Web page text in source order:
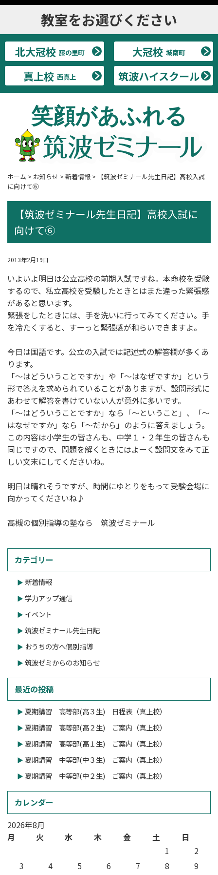
教室をお選びください
北大冠校 藤の里町 大冠校 城南町
真上校 西真上 筑波ハイスクール
笑顔があふれる
ホーム > お知らせ > 新着情報 >
【筑波ゼミナール先生日記】高校入試
に向けて⑥
【筑波ゼミナール先生日記】高校入試に
向けて⑥
2013年2月19日
いよいよ明日は公立高校の前期入試ですね。本命校を受験
するので、私立高校を受験したときとはまた違った緊張感
があると思います。
緊張をしたときには、手を洗いに行ってみてください。手
を冷たくすると、すーっと緊張感が和らいできますよ。
今日は国語です。公立の入試では記述式の解答欄が多くあ
ります。
「～はどういうことですか」や「～はなぜですか」という
形で答えを求められていることがありますが、設問形式に
あわせて解答を書けていない人が意外に多いです。
「～はどういうことですか」なら「～ということ」、「～
はなぜですか」なら「～だから」のように答えましょう。
この内容は小学生の皆さんも、中学１・２年生の皆さんも
同じですので、問題を解くときにはよーく設問文をみて正
しい文末にしてくださいね。
明日は晴れそうですが、時間にゆとりをもって受験会場に
向かってくださいね♪
高槻の個別指導の塾なら 筑波ゼミナール
カテゴリー
新着情報
学力アップ通信
イベント
筑波ゼミナール先生日記
おうちの方へ個別指導
筑波ゼミからのお知らせ
最近の投稿
夏期講習 高等部(高３生) 日程表（真上校）
夏期講習 高等部(高２生) ご案内（真上校）
夏期講習 高等部(高１生) ご案内（真上校）
夏期講習 中等部(中３生) ご案内（真上校）
夏期講習 中等部(中２生) ご案内（真上校）
カレンダー
2026年8月
月
火 水 木 金 土
日
1
2
3
4 5 6 7 8 9